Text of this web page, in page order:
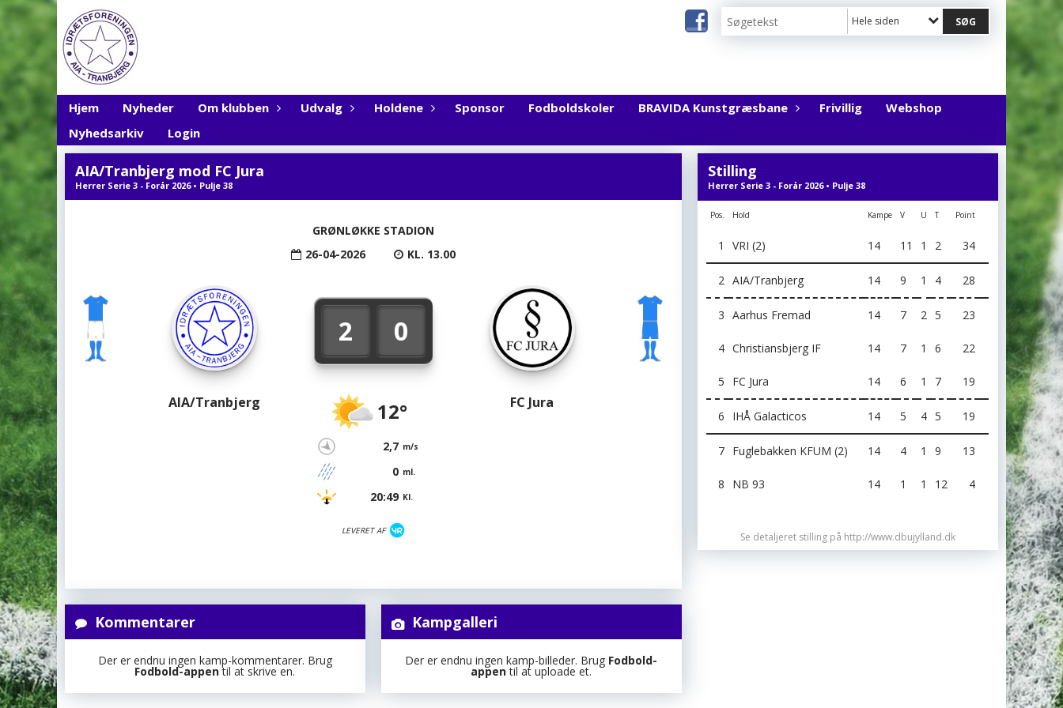
Hele siden
Hjem Nyheder Om klubben Udvalg Holdene Sponsor Fodboldskoler BRAVIDA Kunstgræsbane Frivillig
Webshop
Nyhedsarkiv
Login
AIA/Tranbjerg mod FC Jura
Herrer Serie 3 - Forår 2026 • Pulje 38
GRØNLØKKE STADION
26-04-2026
KL. 13.00
AIA/Tranbjerg
2 0
12°
2,7 m/s
0 ml.
20:49 Kl.
LEVERET AF
FC Jura
Stilling
Herrer Serie 3 - Forår 2026 • Pulje 38
Pos. Hold Kampe V U T Point
1 VRI (2) 14 11 1 2 34
2 AIA/Tranbjerg 14 9 1 4 28
3 Aarhus Fremad 14 7 2 5 23
4 Christiansbjerg IF 14 7 1 6 22
5 FC Jura 14 6 1 7 19
6 IHÅ Galacticos 14 5 4 5 19
7 Fuglebakken KFUM (2) 14 4 1 9 13
8 NB 93 14 1 1 12 4
Se detaljeret stilling på http://www.dbujylland.dk
Kommentarer
Der er endnu ingen kamp-kommentarer. Brug
Fodbold-appentil at skrive en.
Kampgalleri
Der er endnu ingen kamp-billeder. Brug Fodbold-
appentil at uploade et.